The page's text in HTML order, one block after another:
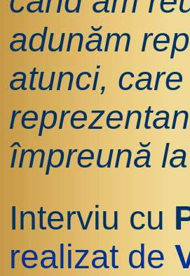
adunăm
atunci,
împreună
Interviu cu
realizat de